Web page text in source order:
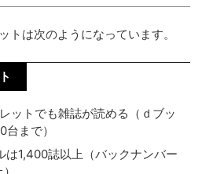
トは次のようになっています。
ットでも雑誌が読める（ｄブッ
まで）
は1,400誌以上（バックナンバー